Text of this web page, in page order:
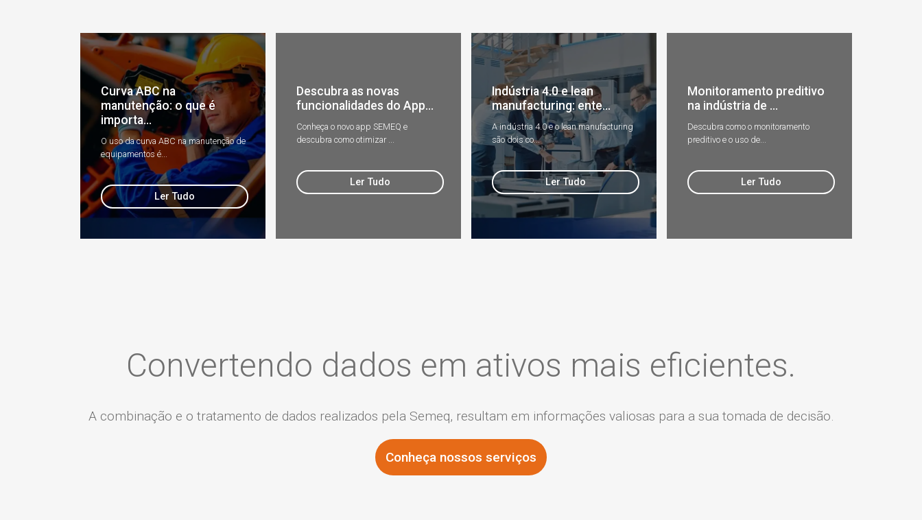
Curva ABC na
manutenção: o que é
importa...
O uso da curva ABC na manutenção de
equipamentos é...
Ler Tudo
Descubra as novas
funcionalidades do App...
Conheça o novo app SEMEQ e
descubra como otimizar ...
Ler Tudo
Indústria 4.0 e lean
manufacturing: ente...
A indústria 4.0 e o lean manufacturing
são dois co...
Ler Tudo
Monitoramento preditivo
na indústria de ...
Descubra como o monitoramento
preditivo e o uso de...
Ler Tudo
Convertendo dados em ativos mais eficientes.
A combinação e o tratamento de dados realizados pela Semeq, resultam em informações valiosas para a sua tomada de decisão.
Conheça nossos serviços